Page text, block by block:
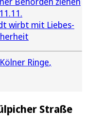
wirbt mit Liebes-
Kölner Ringe
Straße